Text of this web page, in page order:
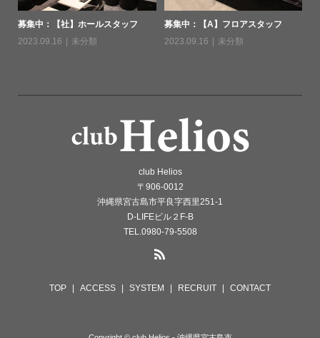
募集中：【社】ホールスタッフ
2023.09.16
未分類
募集中：【A】フロアスタッフ
2023.09.16
未分類
club Helios
〒906-0012
沖縄県宮古島市平良字西里251-1
D-LIFEビル２F-B
TEL.0980-79-5508
TOP ACCESS SYSTEM RECRUIT CONTACT